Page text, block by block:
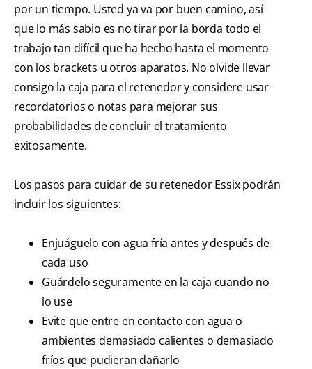
por un tiempo. Usted ya va por buen camino, así
que lo más sabio es no tirar por la borda todo el
trabajo tan difícil que ha hecho hasta el momento
con los brackets u otros aparatos. No olvide llevar
consigo la caja para el retenedor y considere usar
recordatorios o notas para mejorar sus
probabilidades de concluir el tratamiento
exitosamente.
Los pasos para cuidar de su retenedor Essix podrán
incluir los siguientes:
Enjuáguelo con agua fría antes y después de
cada uso
Guárdelo seguramente en la caja cuando no
lo use
Evite que entre en contacto con agua o
ambientes demasiado calientes o demasiado
fríos que pudieran dañarlo